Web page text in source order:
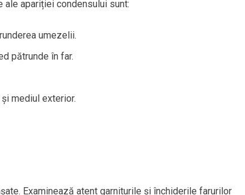
ale apariției condensului sunt:
umezelii.
pătrunde în far.
mediul exterior.
Examinează atent garniturile și închiderile farurilor